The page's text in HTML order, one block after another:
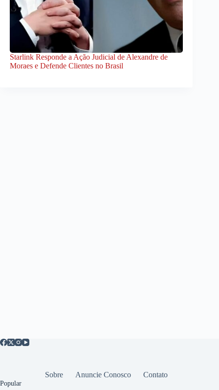
Starlink Responde a Ação Judicial de Alexandre de
Moraes e Defende Clientes no Brasil
Sobre Anuncie Conosco Contato
Popular